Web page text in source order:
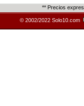
** Precios
© 2002/2022 Solo10.com